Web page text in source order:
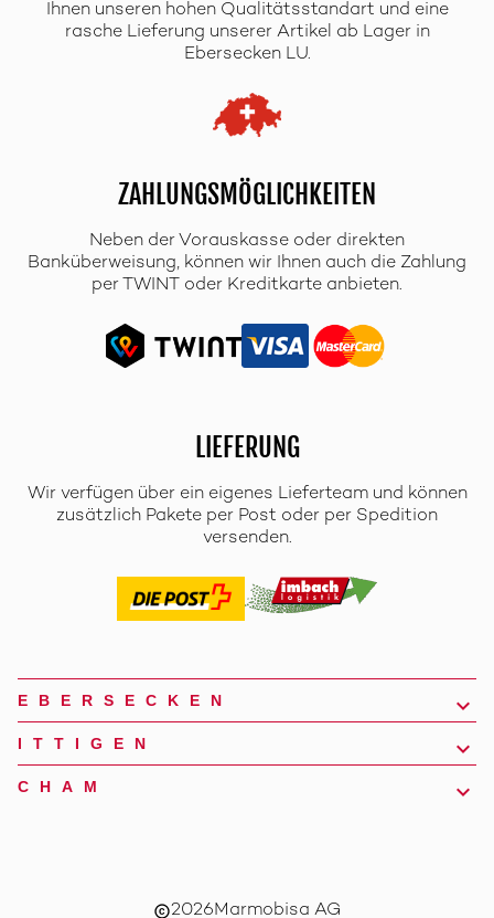
Ihnen unseren hohen Qualitätsstandart und eine
rasche Lieferung unserer Artikel ab Lager in
Ebersecken LU.
ZAHLUNGSMÖGLICHKEITEN
Neben der Vorauskasse oder direkten
Banküberweisung, können wir Ihnen auch die Zahlung
per TWINT oder Kreditkarte anbieten.
LIEFERUNG
Wir verfügen über ein eigenes Lieferteam und können
zusätzlich Pakete per Post oder per Spedition
versenden.
EBERSECKEN
ITTIGEN
CHAM
copyright2026Marmobisa AG